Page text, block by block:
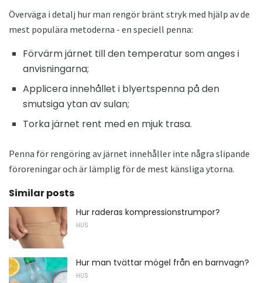
Överväga i detalj hur man rengör bränt stryk med hjälp av de
mest populära metoderna - en speciell penna:
Förvärm järnet till den temperatur som anges i
anvisningarna;
Applicera innehållet i blyertspenna på den
smutsiga ytan av sulan;
Torka järnet rent med en mjuk trasa.
Penna för rengöring av järnet innehåller inte några slipande
föroreningar och är lämplig för de mest känsliga ytorna.
Similar posts
Hur raderas kompressionstrumpor?
HUS
Hur man tvättar mögel från en barnvagn?
HUS